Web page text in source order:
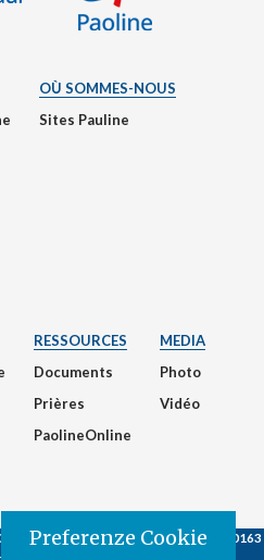
OÙ SOMMES-NOUS
Sites Pauline
RESSOURCES
Documents
Prières
PaolineOnline
MEDIA
Photo
Vidéo
- Via S. Giovanni Eudes, 25, 00163
Preferenze Cookie